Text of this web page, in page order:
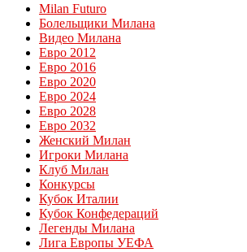
Milan Futuro
Болельщики Милана
Видео Милана
Евро 2012
Евро 2016
Евро 2020
Евро 2024
Евро 2028
Евро 2032
Женский Милан
Игроки Милана
Клуб Милан
Конкурсы
Кубок Италии
Кубок Конфедераций
Легенды Милана
Лига Европы УЕФА